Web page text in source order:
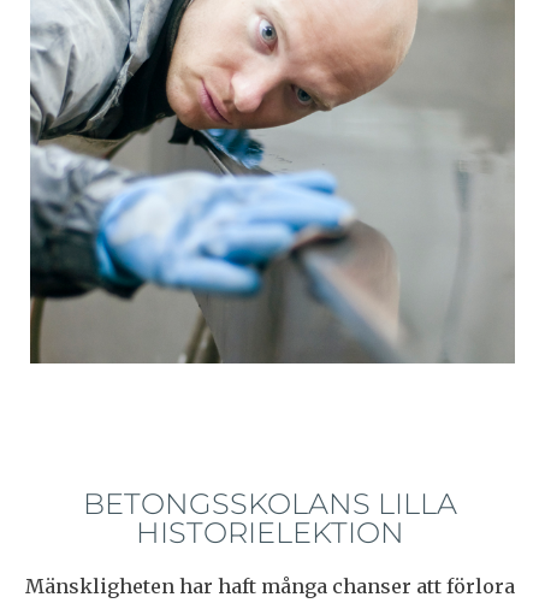
BETONGSSKOLANS LILLA
HISTORIELEKTION
Mänskligheten har haft många chanser att förlora